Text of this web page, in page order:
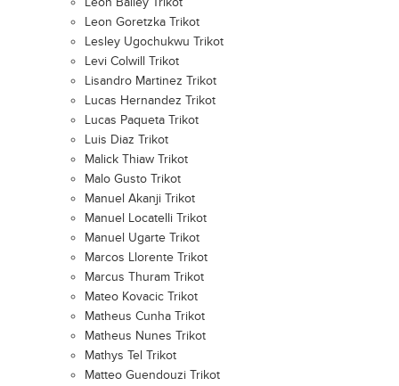
Leon Goretzka Trikot
Lesley Ugochukwu Trikot
Levi Colwill Trikot
Lisandro Martinez Trikot
Lucas Hernandez Trikot
Lucas Paqueta Trikot
Luis Diaz Trikot
Malick Thiaw Trikot
Malo Gusto Trikot
Manuel Akanji Trikot
Manuel Locatelli Trikot
Manuel Ugarte Trikot
Marcos Llorente Trikot
Marcus Thuram Trikot
Mateo Kovacic Trikot
Matheus Cunha Trikot
Matheus Nunes Trikot
Mathys Tel Trikot
Matteo Guendouzi Trikot